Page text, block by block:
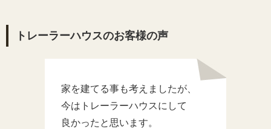
トレーラーハウスのお客様の声
家を建てる事も考えましたが、
今はトレーラーハウスにして
良かったと思います。